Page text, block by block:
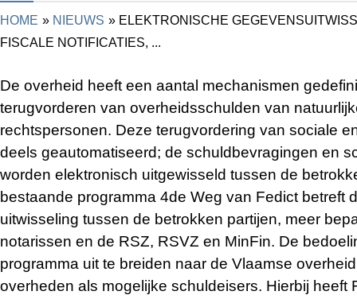
HOME NIEUWS
ELEKTRONISCHE
FISCALE NOTIFICATIES, ...
De overheid heeft een aantal mechanismen
terugvorderen van overheidsschulden van
rechtspersonen. Deze terugvordering van sociale
deels geautomatiseerd; de schuldbevragingen en
worden elektronisch uitgewisseld tussen de
bestaande programma 4de Weg van Fedict betreft
uitwisseling tussen de betrokken partijen, meer
notarissen en de RSZ, RSVZ en MinFin. De
programma uit te breiden naar de Vlaamse
overheden als mogelijke schuldeisers. Hierbij heeft